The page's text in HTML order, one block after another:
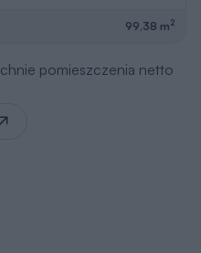
99,38 m2
pomieszczenia netto